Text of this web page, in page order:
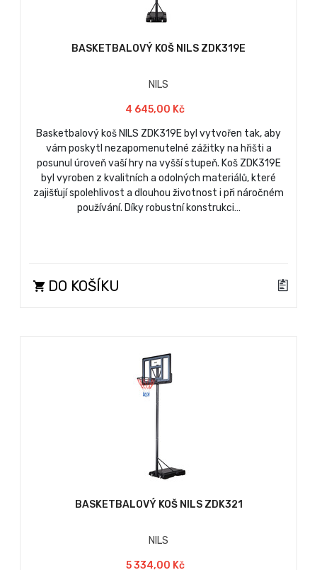
BASKETBALOVÝ KOŠ NILS ZDK319E
NILS
4 645,00 Kč
Basketbalový koš NILS ZDK319E byl vytvořen tak, aby
vám poskytl nezapomenutelné zážitky na hřišti a
posunul úroveň vaší hry na vyšší stupeň. Koš ZDK319E
byl vyroben z kvalitních a odolných materiálů, které
zajišťují spolehlivost a dlouhou životnost i při náročném
používání. Díky robustní konstrukci…
DO KOŠÍKU
BASKETBALOVÝ KOŠ NILS ZDK321
NILS
5 334,00 Kč